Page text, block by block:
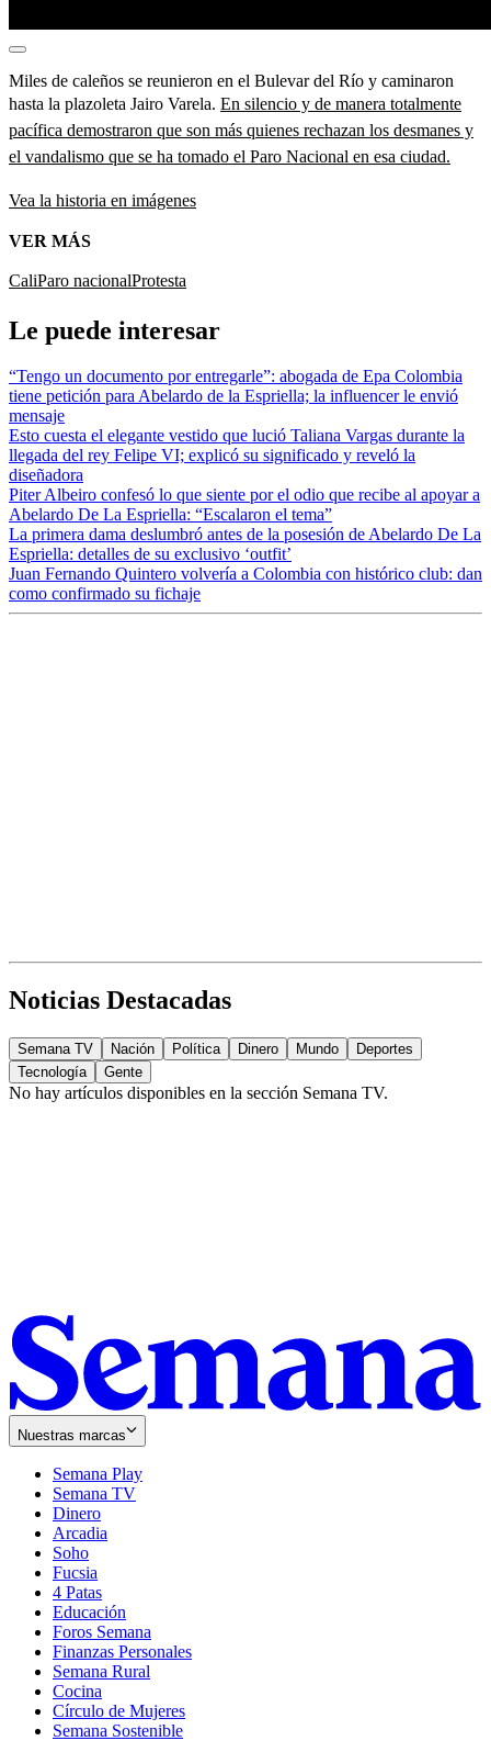
Miles de caleños se reunieron en el Bulevar del Río y caminaron
hasta la plazoleta Jairo Varela. En silencio y de manera totalmente
pacífica demostraron que son más quienes rechazan los desmanes y
el vandalismo que se ha tomado el Paro Nacional en esa ciudad.
Vea la historia en imágenes
VER MÁS
CaliParo nacionalProtesta
Le puede interesar
“Tengo un documento por entregarle”: abogada de Epa Colombia
tiene petición para Abelardo de la Espriella; la influencer le envió
mensaje
Esto cuesta el elegante vestido que lució Taliana Vargas durante la
llegada del rey Felipe VI; explicó su significado y reveló la
diseñadora
Piter Albeiro confesó lo que siente por el odio que recibe al apoyar a
Abelardo De La Espriella: “Escalaron el tema”
La primera dama deslumbró antes de la posesión de Abelardo De La
Espriella: detalles de su exclusivo ‘outfit’
Juan Fernando Quintero volvería a Colombia con histórico club: dan
como confirmado su fichaje
Noticias Destacadas
Semana TV Nación Política Dinero Mundo
Deportes
Tecnología
Gente
No hay artículos disponibles en la sección Semana TV.
Nuestras marcas
Semana Play
Semana TV
Dinero
Arcadia
Soho
in
new
window
Fucsia
in
new
window
4 Patas
Educación
Foros Semana
Finanzas Personales
Semana Rural
Cocina
Círculo de Mujeres
Semana Sostenible